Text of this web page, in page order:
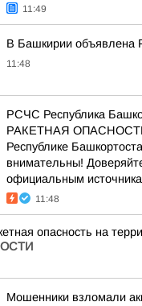
11:49
В Башкирии объявлена
11:48
РСЧС Республика
РАКЕТНАЯ
Республике
внимательны!
официальным
11:48
опасность на
Мошенники взломали